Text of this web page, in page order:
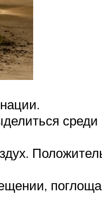
среди